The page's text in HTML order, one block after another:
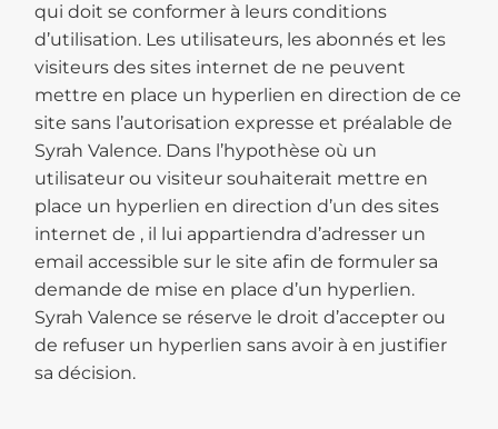
qui doit se conformer à leurs conditions
d’utilisation. Les utilisateurs, les abonnés et les
visiteurs des sites internet de ne peuvent
mettre en place un hyperlien en direction de ce
site sans l’autorisation expresse et préalable de
Syrah Valence. Dans l’hypothèse où un
utilisateur ou visiteur souhaiterait mettre en
place un hyperlien en direction d’un des sites
internet de , il lui appartiendra d’adresser un
email accessible sur le site afin de formuler sa
demande de mise en place d’un hyperlien.
Syrah Valence se réserve le droit d’accepter ou
de refuser un hyperlien sans avoir à en justifier
sa décision.